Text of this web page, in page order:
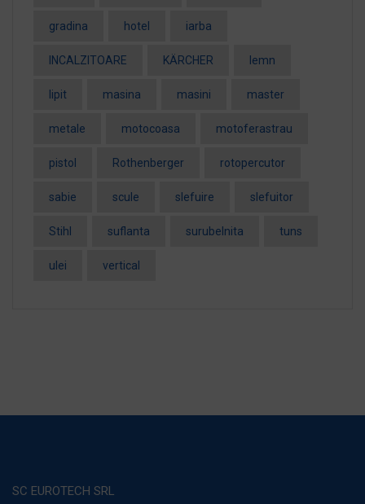
gradina hotel iarba
INCALZITOARE KÄRCHER lemn
lipit masina masini master
metale motocoasa motoferastrau
pistol Rothenberger rotopercutor
sabie scule slefuire slefuitor
Stihl suflanta surubelnita tuns
ulei vertical
SC EUROTECH SRL